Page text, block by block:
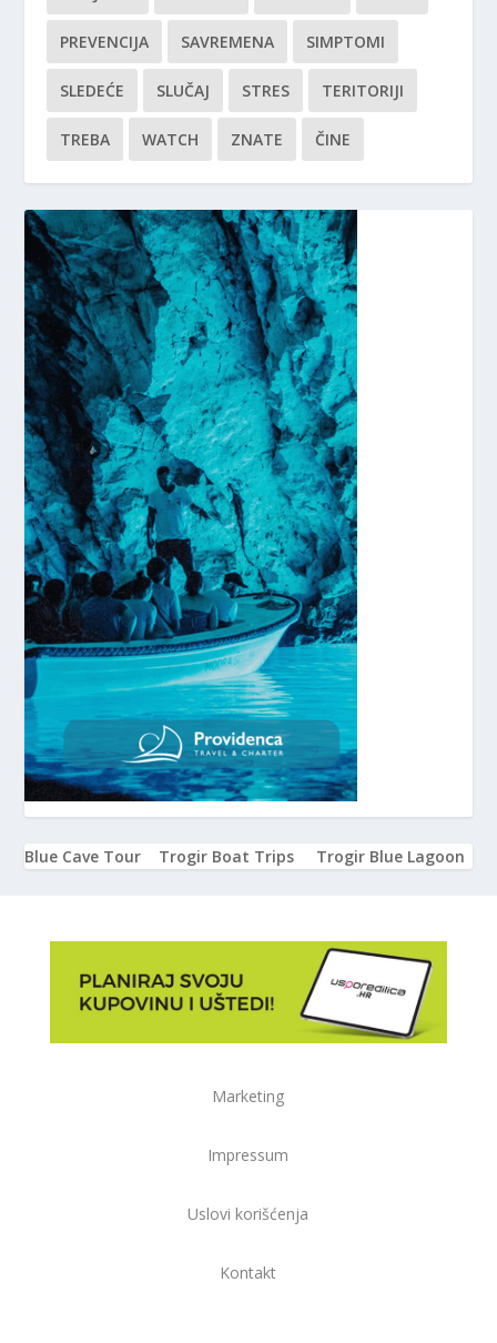
PREVENCIJA SAVREMENA SIMPTOMI
SLEDEĆE SLUČAJ STRES TERITORIJI
TREBA WATCH ZNATE ČINE
Blue Cave Tour Trogir Boat Trips Trogir Blue Lagoon
Marketing
Impressum
Uslovi korišćenja
Kontakt